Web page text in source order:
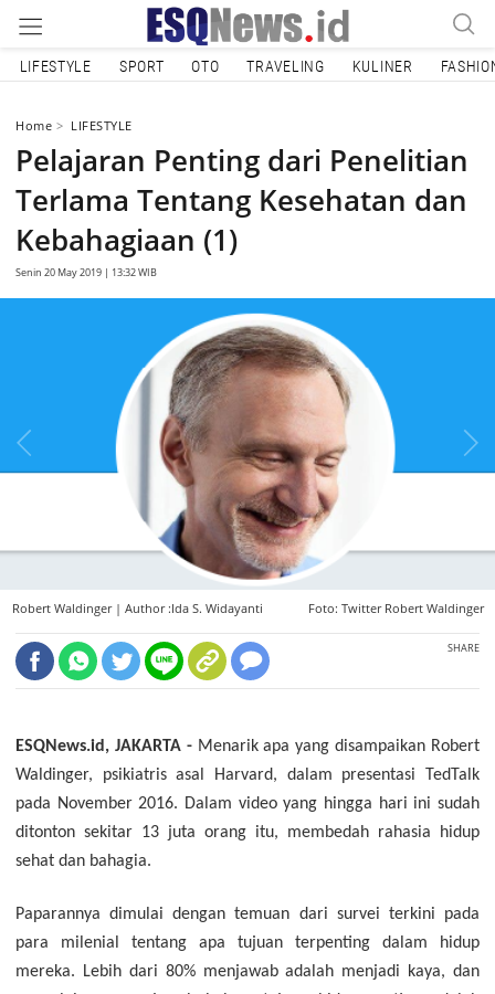
LIFESTYLE SPORT OTO TRAVELING KULINER
Home LIFESTYLE
Pelajaran Penting dari Penelitian
Terlama Tentang Kesehatan dan
Kebahagiaan (1)
Senin 20 May 2019 | 13:32 WIB
Robert Waldinger | Author :Ida S. Widayanti Foto: Twitter Robert Waldinger
SHARE
ESQNews.id, JAKARTA - Menarik apa yang disampaikan Robert
Waldinger, psikiatris asal Harvard, dalam presentasi TedTalk
pada November 2016. Dalam video yang hingga hari ini sudah
ditonton sekitar 13 juta orang itu, membedah rahasia hidup
sehat dan bahagia.
Paparannya dimulai dengan temuan dari survei terkini pada
para milenial tentang apa tujuan terpenting dalam hidup
mereka. Lebih dari 80% menjawab adalah menjadi kaya, dan